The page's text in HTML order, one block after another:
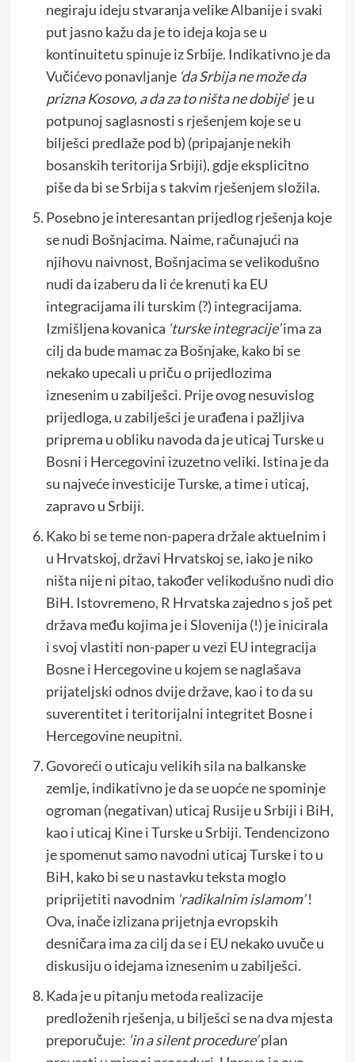
negiraju ideju stvaranja velike Albanije i svaki
put jasno kažu da je to ideja koja se u
kontinuitetu spinuje iz Srbije. Indikativno je da
Vučićevo ponavljanje ‘da Srbija ne može da
prizna Kosovo, a da za to ništa ne dobije‘ je u
potpunoj saglasnosti s rješenjem koje se u
bilješci predlaže pod b) (pripajanje nekih
bosanskih teritorija Srbiji), gdje eksplicitno
piše da bi se Srbija s takvim rješenjem složila.
Posebno je interesantan prijedlog rješenja koje
se nudi Bošnjacima. Naime, računajući na
njihovu naivnost, Bošnjacima se velikodušno
nudi da izaberu da li će krenuti ka EU
integracijama ili turskim (?) integracijama.
Izmišljena kovanica ‘turske integracije’ima za
cilj da bude mamac za Bošnjake, kako bi se
nekako upecali u priču o prijedlozima
iznesenim u zabilješci. Prije ovog nesuvislog
prijedloga, u zabilješci je urađena i pažljiva
priprema u obliku navoda da je uticaj Turske u
Bosni i Hercegovini izuzetno veliki. Istina je da
su najveće investicije Turske, a time i uticaj,
zapravo u Srbiji.
Kako bi se teme non-papera držale aktuelnim i
u Hrvatskoj, državi Hrvatskoj se, iako je niko
ništa nije ni pitao, također velikodušno nudi dio
BiH. Istovremeno, R Hrvatska zajedno s još pet
država među kojima je i Slovenija (!) je inicirala
i svoj vlastiti non-paper u vezi EU integracija
Bosne i Hercegovine u kojem se naglašava
prijateljski odnos dvije države, kao i to da su
suverentitet i teritorijalni integritet Bosne i
Hercegovine neupitni.
Govoreći o uticaju velikih sila na balkanske
zemlje, indikativno je da se uopće ne spominje
ogroman (negativan) uticaj Rusije u Srbiji i BiH,
kao i uticaj Kine i Turske u Srbiji. Tendencizono
je spomenut samo navodni uticaj Turske i to u
BiH, kako bi se u nastavku teksta moglo
priprijetiti navodnim ‘radikalnim islamom’!
Ova, inače izlizana prijetnja evropskih
desničara ima za cilj da se i EU nekako uvuče u
diskusiju o idejama iznesenim u zabilješci.
Kada je u pitanju metoda realizacije
predloženih rješenja, u bilješci se na dva mjesta
preporučuje: ‘in a silent procedure’plan